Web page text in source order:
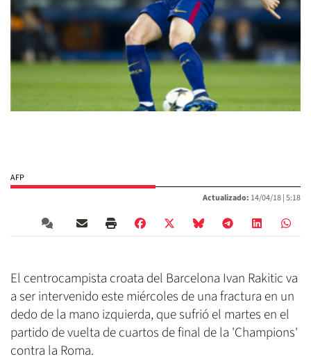
AFP
Actualizado: 14/04/18 |5:18
El centrocampista croata del Barcelona Ivan Rakitic va
a ser intervenido este miércoles de una fractura en un
dedo de la mano izquierda, que sufrió el martes en el
partido de vuelta de cuartos de final de la 'Champions'
contra la Roma.